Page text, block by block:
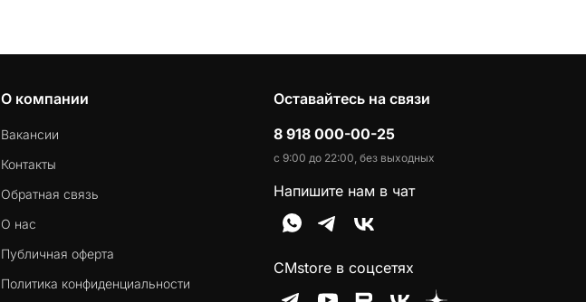
О компании
Вакансии
Контакты
Обратная связь
О нас
Публичная оферта
Политика конфиденциальности
Оставайтесь на связи
8 918 000-00-25
с 9:00 до 22:00, без выходных
Напишите нам в чат
CMstore в соцсетях